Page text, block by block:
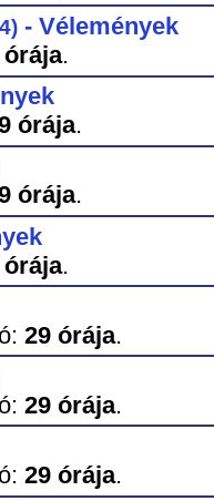
- Vélemények
órája.
órája.
órája.
órája.
29 órája.
29 órája.
29 órája.